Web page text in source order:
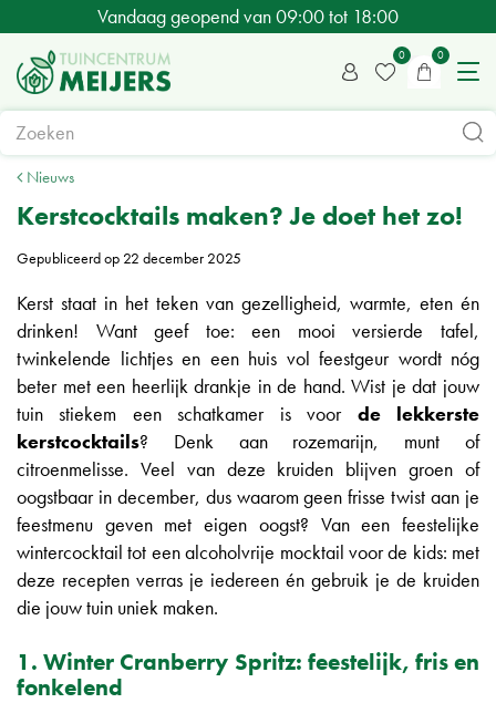
a
Nieuws
Vandaag geopend van09:00tot 18:00
Kerstcocktails maken? Je doet het zo!
Gepubliceerd op 22 december 2025
Kerst staat in het teken van gezelligheid, warmte, eten én
drinken! Want geef toe: een mooi versierde tafel,
twinkelende lichtjes en een huis vol feestgeur wordt nóg
beter met een heerlijk drankje in de hand. Wist je dat jouw
tuin stiekem een schatkamer is voor de lekkerste
kerstcocktails? Denk aan rozemarijn, munt of
citroenmelisse. Veel van deze kruiden blijven groen of
oogstbaar in december, dus waarom geen frisse twist aan je
feestmenu geven met eigen oogst? Van een feestelijke
wintercocktail tot een alcoholvrije mocktail voor de kids: met
deze recepten verras je iedereen én gebruik je de kruiden
die jouw tuin uniek maken.
1. Winter Cranberry Spritz: feestelijk, fris en
fonkelend